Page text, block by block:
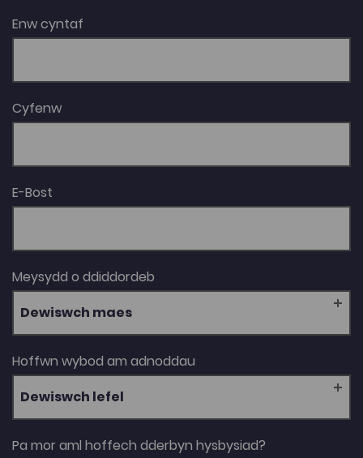
Enw cyntaf
Cyfenw
E-Bost
Meysydd o ddiddordeb
Dewiswch maes
Hoffwn wybod am adnoddau
Dewiswch lefel
Pa mor aml hoffech dderbyn hysbysiad?